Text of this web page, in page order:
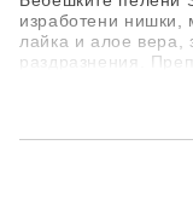
изработени нишки,
лайка и алое вера,
раздразнения.
отлична защита